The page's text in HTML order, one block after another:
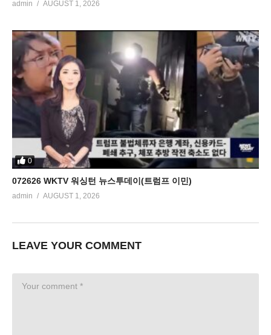
admin AUGUST 1, 2026
0
072626 WKTV 워싱턴 뉴스투데이(트럼프 이민)
admin AUGUST 1, 2026
LEAVE YOUR COMMENT